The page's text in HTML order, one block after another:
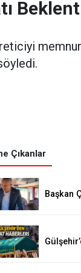
Çıkanlar
Başkan
Denetim